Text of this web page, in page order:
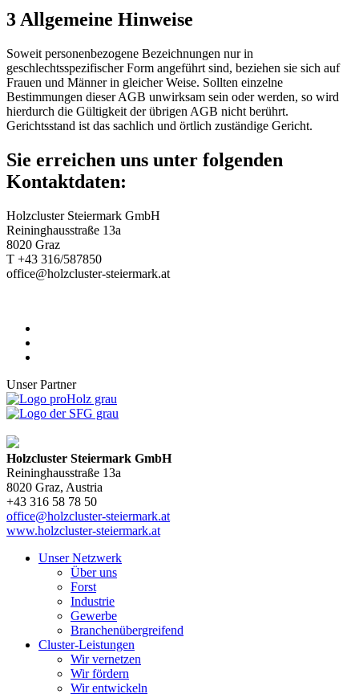
3 Allgemeine Hinweise
Soweit personenbezogene Bezeichnungen nur in
geschlechtsspezifischer Form angeführt sind, beziehen sie sich auf
Frauen und Männer in gleicher Weise. Sollten einzelne
Bestimmungen dieser AGB unwirksam sein oder werden, so wird
hierdurch die Gültigkeit der übrigen AGB nicht berührt.
Gerichtsstand ist das sachlich und örtlich zuständige Gericht.
Sie erreichen uns unter folgenden
Kontaktdaten:
Holzcluster Steiermark GmbH
Reininghausstraße 13a
8020 Graz
T +43 316/587850
office@holzcluster-steiermark.at
Unser Partner
Holzcluster Steiermark GmbH
Reininghausstraße 13a
8020 Graz, Austria
+43 316 58 78 50
office@holzcluster-steiermark.at
www.holzcluster-steiermark.at
Unser Netzwerk
Über uns
Forst
Industrie
Gewerbe
Branchenübergreifend
Cluster-Leistungen
Wir vernetzen
Wir fördern
Wir entwickeln